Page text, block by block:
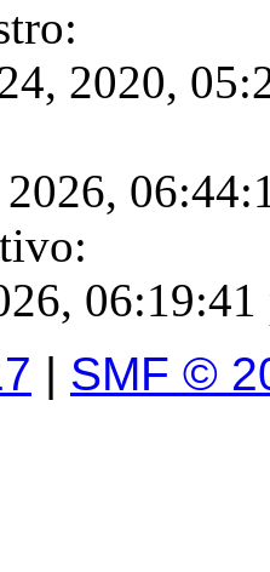
2020,
06:19:41
| SMF ©